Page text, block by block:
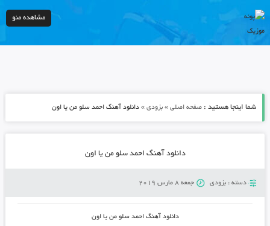
مشاهده منو
شما اینجا هستید : صفحه اصلی» بزودی» دانلود آهنگ احمد سلو من یا اون
دانلود آهنگ احمد سلو من یا اون
دسته : بزودی جمعه 8 مارس 2019
دانلود آهنگ احمد سلو من یا اون